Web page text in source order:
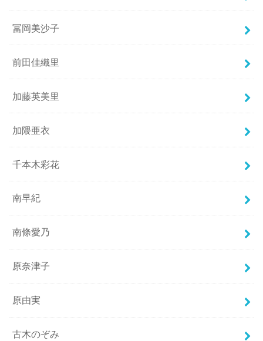
冨岡美沙子
前田佳織里
加藤英美里
加隈亜衣
千本木彩花
南早紀
南條愛乃
原奈津子
原由実
古木のぞみ